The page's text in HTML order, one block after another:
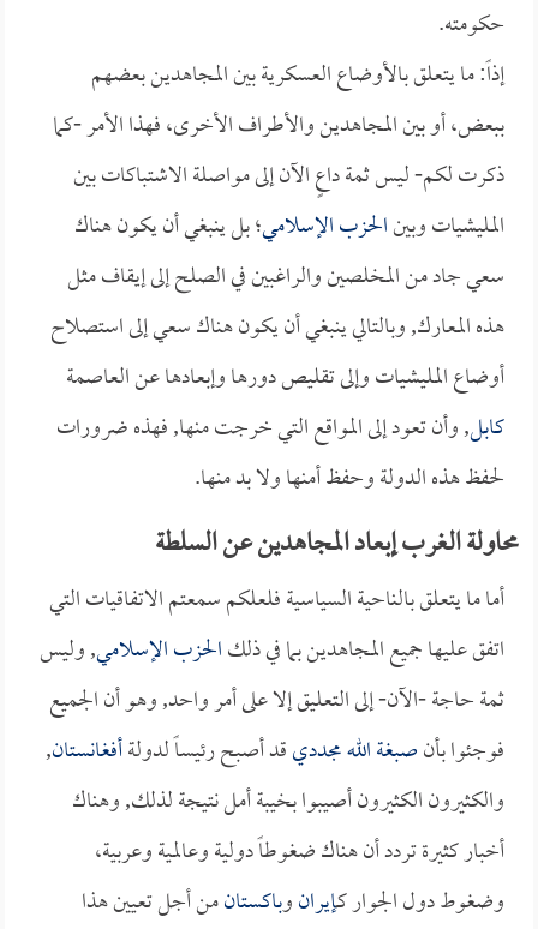
حكومته.
إذاً: ما يتعلق بالأوضاع العسكرية بين المجاهدين بعضهم
ببعض، أو بين المجاهدين والأطراف الأخرى، فهذا الأمر -كما
ذكرت لكم- ليس ثمة داعٍ الآن إلى مواصلة الاشتباكات بين
المليشيات وبينالحزب الإسلامي؛ بل ينبغي أن يكون هناك
سعي جاد من المخلصين والراغبين في الصلح إلى إيقاف مثل
هذه المعارك, وبالتالي ينبغي أن يكون هناك سعي إلى استصلاح
أوضاع المليشيات وإلى تقليص دورها وإبعادها عن العاصمة
كابل, وأن تعود إلى المواقع التي خرجت منها, فهذه ضرورات
لحفظ هذه الدولة وحفظ أمنها ولا بد منها.
محاولة الغرب إبعاد المجاهدين عن السلطة
أما ما يتعلق بالناحية السياسية فلعلكم سمعتم الاتفاقيات التي
اتفق عليها جميع المجاهدين بما في ذلكالحزب الإسلامي, وليس
ثمة حاجة -الآن- إلى التعليق إلا على أمر واحد, وهو أن الجميع
فوجئوا بأنصبغة الله مجدديقد أصبح رئيساً لدولةأفغانستان,
والكثيرون الكثيرون أصيبوا بخيبة أمل نتيجة لذلك, وهناك
أخبار كثيرة تردد أن هناك ضغوطاً دولية وعالمية وعربية،
وضغوط دول الجوار كـإيرانوباكستانمن أجل تعيين هذا